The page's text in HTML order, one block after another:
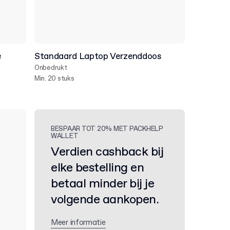
Standaard Laptop Verzenddoos
Onbedrukt
Min. 20 stuks
BESPAAR TOT 20% MET PACKHELP
WALLET
Verdien cashback bij
elke bestelling en
betaal minder bij je
volgende aankopen.
Meer informatie